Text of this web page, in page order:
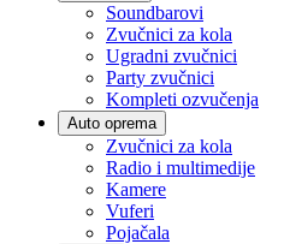
Soundbarovi
Zvučnici za kola
Ugradni zvučnici
Party zvučnici
Kompleti ozvučenja
Auto oprema
Zvučnici za kola
Radio i multimedije
Kamere
Vuferi
Pojačala